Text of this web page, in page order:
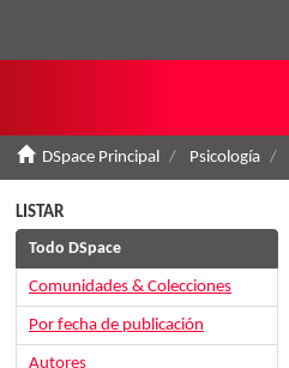
DSpace Principal Psicología
LISTAR
Todo DSpace
Comunidades & Colecciones
Por fecha de publicación
Autores